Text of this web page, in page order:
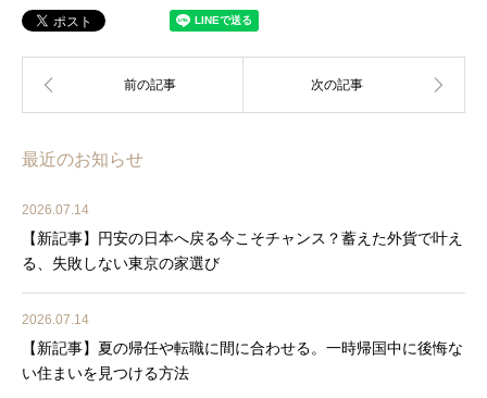
最近のお知らせ
2026.07.14
【新記事】円安の日本へ戻る今こそチャンス？蓄えた外貨で叶え
る、失敗しない東京の家選び
2026.07.14
【新記事】夏の帰任や転職に間に合わせる。一時帰国中に後悔な
い住まいを見つける方法